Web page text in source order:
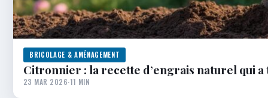
BRICOLAGE & AMÉNAGEMENT
Citronnier : la recette d’engrais naturel qui
23 MAR 2026·11 MIN